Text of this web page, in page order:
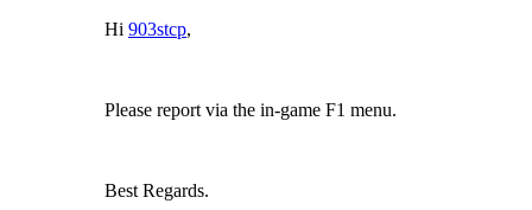
Hi 903stcp,
Please report via the in-game F1 menu.
Best Regards.